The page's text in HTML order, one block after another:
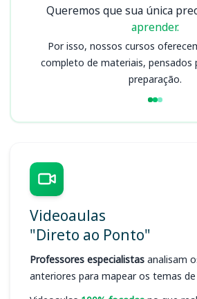
Queremos que sua única
aprender.
Por isso, nossos cursos
completo de materiais, pensados
preparação.
Videoaulas
"Direto ao Ponto"
Professores especialistas analisam
anteriores para mapear os temas